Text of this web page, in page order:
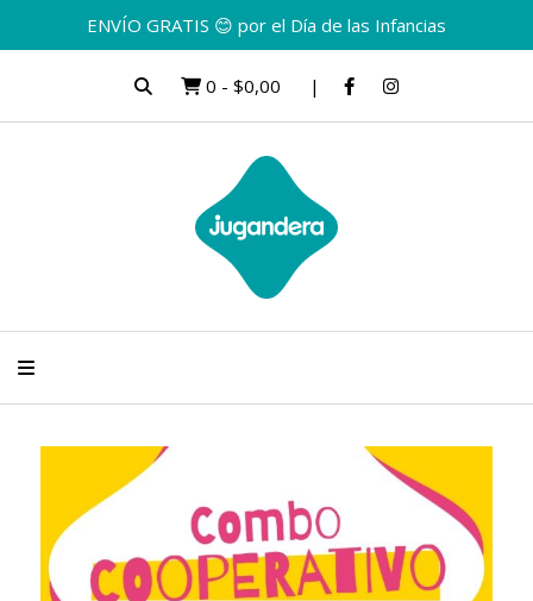
ENVÍO GRATIS 😊 por el Día de las Infancias
0 - $0,00